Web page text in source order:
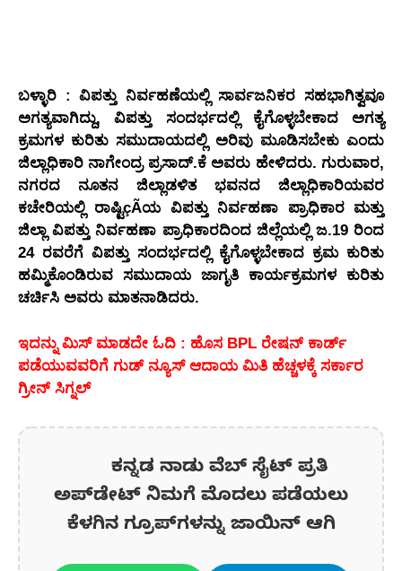
ಬಳ್ಳಾರಿ : ವಿಪತ್ತು ನಿರ್ವಹಣೆಯಲ್ಲಿ ಸಾರ್ವಜನಿಕರ ಸಹಭಾಗಿತ್ವವೂ
ಅಗತ್ಯವಾಗಿದ್ದು, ವಿಪತ್ತು ಸಂದರ್ಭದಲ್ಲಿ ಕೈಗೊಳ್ಳಬೇಕಾದ ಅಗತ್ಯ
ಕ್ರಮಗಳ ಕುರಿತು ಸಮುದಾಯದಲ್ಲಿ ಅರಿವು ಮೂಡಿಸಬೇಕು ಎಂದು
ಜಿಲ್ಲಾಧಿಕಾರಿ ನಾಗೇಂದ್ರ ಪ್ರಸಾದ್.ಕೆ ಅವರು ಹೇಳಿದರು. ಗುರುವಾರ,
ನಗರದ ನೂತನ ಜಿಲ್ಲಾಡಳಿತ ಭವನದ ಜಿಲ್ಲಾಧಿಕಾರಿಯವರ
ಕಚೇರಿಯಲ್ಲಿ ರಾಷ್ಟಿçÃಯ ವಿಪತ್ತು ನಿರ್ವಹಣಾ ಪ್ರಾಧಿಕಾರ ಮತ್ತು
ಜಿಲ್ಲಾ ವಿಪತ್ತು ನಿರ್ವಹಣಾ ಪ್ರಾಧಿಕಾರದಿಂದ ಜಿಲ್ಲೆಯಲ್ಲಿ ಜ.19 ರಿಂದ
24 ರವರೆಗೆ ವಿಪತ್ತು ಸಂದರ್ಭದಲ್ಲಿ ಕೈಗೊಳ್ಳಬೇಕಾದ ಕ್ರಮ ಕುರಿತು
ಹಮ್ಮಿಕೊಂಡಿರುವ ಸಮುದಾಯ ಜಾಗೃತಿ ಕಾರ್ಯಕ್ರಮಗಳ ಕುರಿತು
ಚರ್ಚಿಸಿ ಅವರು ಮಾತನಾಡಿದರು.
ಇದನ್ನು ಮಿಸ್‌ ಮಾಡದೇ ಓದಿ : ಹೊಸ BPL ರೇಷನ್ ಕಾರ್ಡ್
ಪಡೆಯುವವರಿಗೆ ಗುಡ್ ನ್ಯೂಸ್ ಆದಾಯ ಮಿತಿ ಹೆಚ್ಚಳಕ್ಕೆ ಸರ್ಕಾರ
ಗ್ರೀನ್ ಸಿಗ್ನಲ್
ಕನ್ನಡ ನಾಡು ವೆಬ್ ಸೈಟ್ ಪ್ರತಿ
ಅಪ್‌ಡೇಟ್‌ ನಿಮಗೆ ಮೊದಲು ಪಡೆಯಲು
ಕೆಳಗಿನ ಗ್ರೂಪ್‌ಗಳನ್ನು ಜಾಯಿನ್ ಆಗಿ